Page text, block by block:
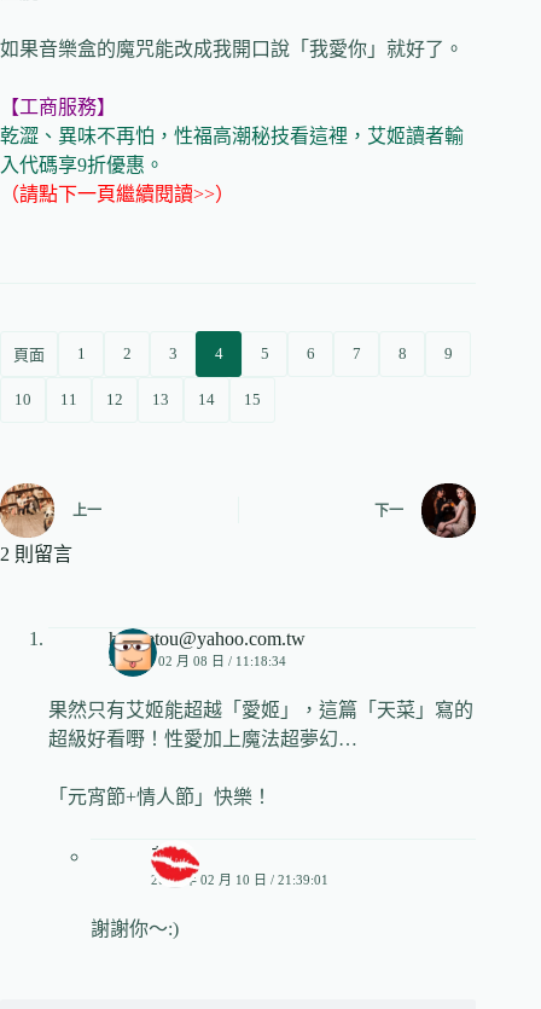
如果音樂盒的魔咒能改成我開口說「我愛你」就好了。
【工商服務】
乾澀、異味不再怕，性福高潮秘技看這裡，艾姬讀者輸
入代碼享9折優惠。
（請點下一頁繼續閱讀>>）
頁面 1 2 3 4 5 6 7 8 9
10 11 12 13 14 15
上一 下一
2 則留言
hirosetou@yahoo.com.tw
2020 年 02 月 08 日 / 11:18:34
果然只有艾姬能超越「愛姬」，這篇「天菜」寫的
超級好看嘢！性愛加上魔法超夢幻…
「元宵節+情人節」快樂！
艾姬
2020 年 02 月 10 日 / 21:39:01
謝謝你～:)